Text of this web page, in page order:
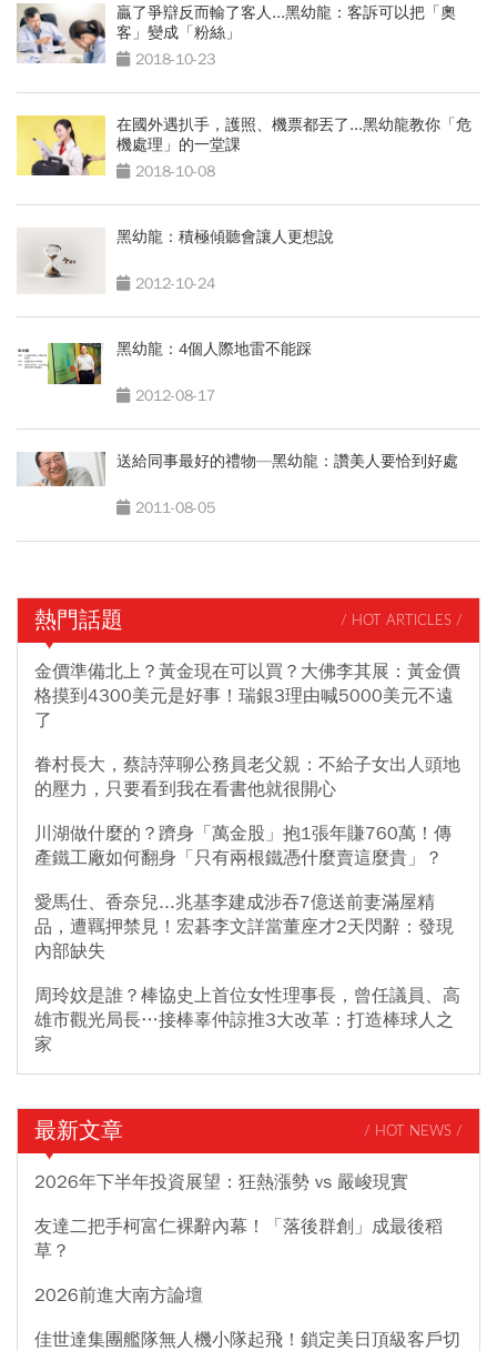
贏了爭辯反而輸了客人...黑幼龍：客訴可以把「奧
客」變成「粉絲」
2018-10-23
在國外遇扒手，護照、機票都丟了...黑幼龍教你「危
機處理」的一堂課
2018-10-08
黑幼龍：積極傾聽會讓人更想說
2012-10-24
黑幼龍：4個人際地雷不能踩
2012-08-17
送給同事最好的禮物—黑幼龍：讚美人要恰到好處
2011-08-05
熱門話題 / HOT ARTICLES /
金價準備北上？黃金現在可以買？大佛李其展：黃金價
格摸到4300美元是好事！瑞銀3理由喊5000美元不遠
了
眷村長大，蔡詩萍聊公務員老父親：不給子女出人頭地
的壓力，只要看到我在看書他就很開心
川湖做什麼的？躋身「萬金股」抱1張年賺760萬！傳
產鐵工廠如何翻身「只有兩根鐵憑什麼賣這麼貴」？
愛馬仕、香奈兒...兆基李建成涉吞7億送前妻滿屋精
品，遭羈押禁見！宏碁李文詳當董座才2天閃辭：發現
內部缺失
周玲妏是誰？棒協史上首位女性理事長，曾任議員、高
雄市觀光局長…接棒辜仲諒推3大改革：打造棒球人之
家
最新文章 / HOT NEWS /
2026年下半年投資展望：狂熱漲勢 vs 嚴峻現實
友達二把手柯富仁裸辭內幕！「落後群創」成最後稻
草？
2026前進大南方論壇
佳世達集團艦隊無人機小隊起飛！鎖定美日頂級客戶切